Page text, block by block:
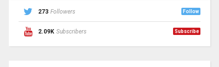
273 Followers Follow
2.09K Subscribers Subscribe